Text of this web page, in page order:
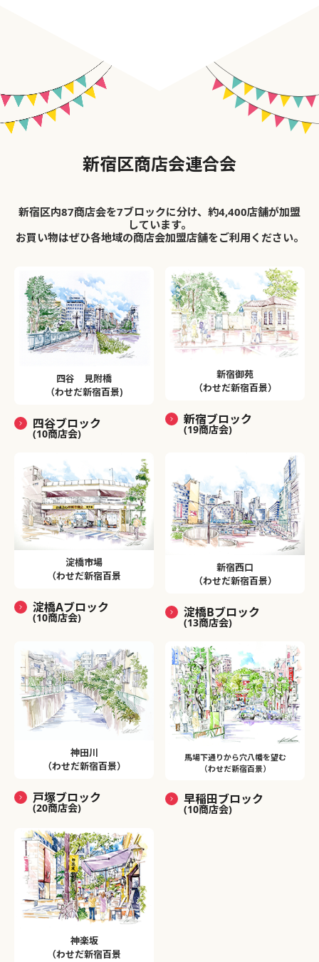
新宿区商店会連合会
新宿区内87商店会を7ブロックに分け、約4,400店舗が加盟
しています。
お買い物はぜひ各地域の商店会加盟店舗をご利用ください。
四谷 見附橋
（わせだ新宿百景)
四谷ブロック
(10商店会)
新宿御苑
（わせだ新宿百景）
新宿ブロック
(19商店会)
淀橋市場
（わせだ新宿百景
淀橋Aブロック
(10商店会)
新宿西口
（わせだ新宿百景）
淀橋Bブロック
(13商店会)
神田川
（わせだ新宿百景）
戸塚ブロック
(20商店会)
馬場下通りから穴八幡を望む
（わせだ新宿百景）
早稲田ブロック
(10商店会)
神楽坂
（わせだ新宿百景